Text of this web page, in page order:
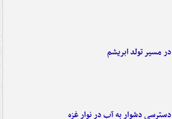
در مسیر تولد ابریشم
دسترسی دشوار به آب در نوار غزه